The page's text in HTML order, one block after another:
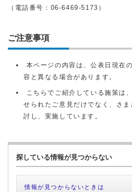
（電話番号：06-6469-5173）
ご注意事項
本ページの内容は、公表日現在
容と異なる場合があります。
こちらでご紹介している施策は
せられたご意見だけでなく、さ
討し、実施しています。
探している情報が見つからない
情報が見つからないときは